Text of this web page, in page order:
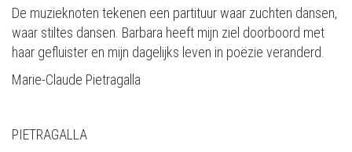
De muzieknoten tekenen een partituur waar zuchten dansen,
waar stiltes dansen. Barbara heeft mijn ziel doorboord met
haar gefluister en mijn dagelijks leven in poëzie veranderd.
Marie-Claude Pietragalla
PIETRAGALLA